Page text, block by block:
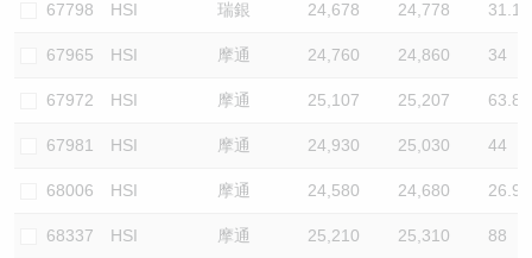
67798 HSI 瑞銀 24,678 24,778 31.1
67965 HSI 摩通 24,760 24,860 34
67972 HSI 摩通 25,107 25,207 63.8
67981 HSI 摩通 24,930 25,030 44
68006 HSI 摩通 24,580 24,680 26.9
68337 HSI 摩通 25,210 25,310 88